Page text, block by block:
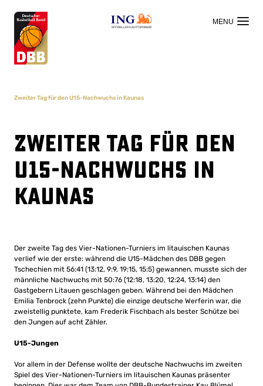
OFFIZIELLER HAUPTSPONSOR
Zweiter Tag für den U15-Nachwuchs in Kaunas
Zweiter Tag für den
U15-Nachwuchs in
Kaunas
Der zweite Tag des Vier-Nationen-Turniers im litauischen Kaunas
verlief wie der erste: während die U15-Mädchen des DBB gegen
Tschechien mit 56:41 (13:12, 9:9, 19:15, 15:5) gewannen, musste sich der
männliche Nachwuchs mit 50:76 (12:18, 13:20, 12:24, 13:14) den
Gastgebern Litauen geschlagen geben. Während bei den Mädchen
Emilia Tenbrock (zehn Punkte) die einzige deutsche Werferin war, die
zweistellig punktete, kam Frederik Fischbach als bester Schütze bei
den Jungen auf acht Zähler.
U15-Jungen
Vor allem in der Defense wollte der deutsche Nachwuchs im zweiten
Spiel des Vier-Nationen-Turniers im litauischen Kaunas präsenter